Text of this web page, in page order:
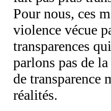
Pour nous, ces
violence vécue
transparences
parlons pas de
de transparence
réalités.